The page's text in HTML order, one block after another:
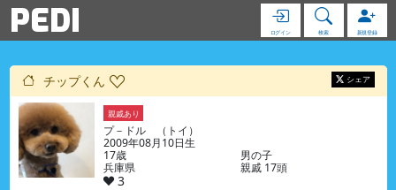
PEDI ログイン 検索 新規登録
チップくん シェア
親戚あり
プ－ドル （トイ）
2009年08月10日生
17歳
男の子
兵庫県
親戚 17頭
3